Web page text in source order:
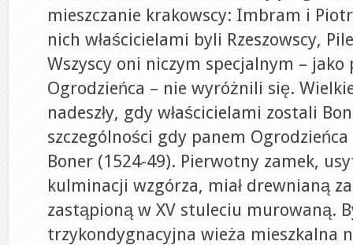
mieszczanie krakowscy: Imbram i
nich właścicielami byli Rzeszowscy,
Wszyscy oni niczym specjalnym – jako
Ogrodzieńca – nie wyróżnili się.
nadeszły, gdy właścicielami zostali
szczególności gdy panem Ogrodzieńca
Boner (1524-49). Pierwotny zamek,
kulminacji wzgórza, miał drewnianą
zastąpioną w XV stuleciu murowaną.
trzykondygnacyjna wieża mieszkalna